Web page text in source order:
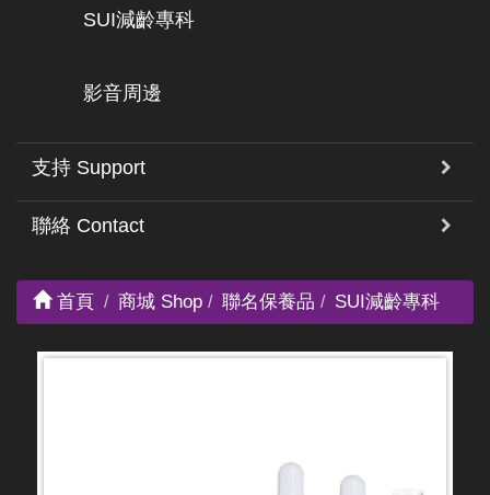
SUI減齡專科
影音周邊
支持 Support
聯絡 Contact
首頁 商城 Shop 聯名保養品 SUI減齡專科